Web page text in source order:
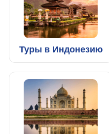
Туры в Индонезию